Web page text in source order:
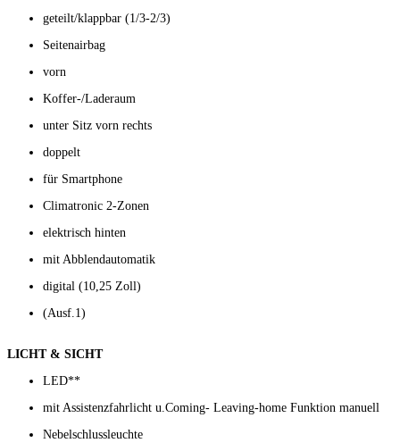
geteilt/klappbar (1/3-2/3)
Seitenairbag
vorn
Koffer-/Laderaum
unter Sitz vorn rechts
doppelt
für Smartphone
Climatronic 2-Zonen
elektrisch hinten
mit Abblendautomatik
digital (10,25 Zoll)
(Ausf.1)
LICHT & SICHT
LED**
mit Assistenzfahrlicht u.Coming- Leaving-home Funktion manuell
Nebelschlussleuchte